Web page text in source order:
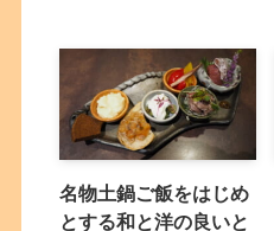
名物土鍋ご飯をはじめ
とする和と洋の良いと